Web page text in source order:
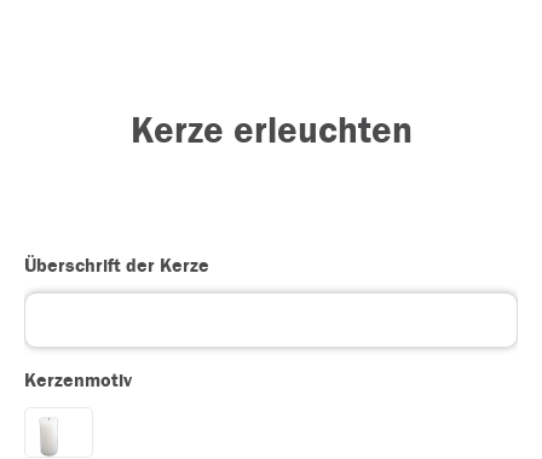
Kerze erleuchten
Überschrift der Kerze
Kerzenmotiv